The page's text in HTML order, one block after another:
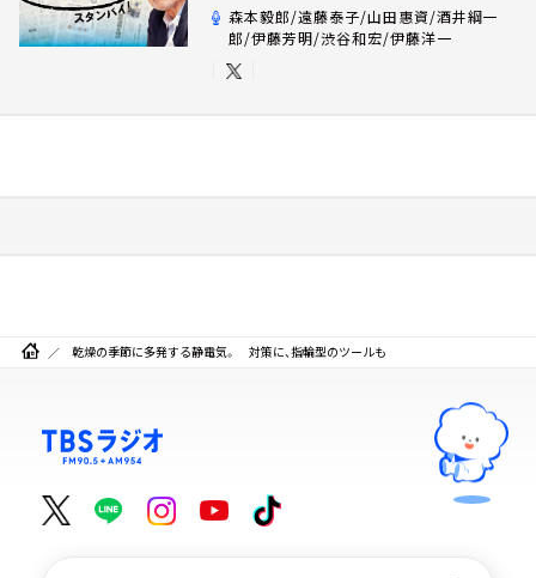
森本毅郎/遠藤泰子/山田惠資/酒井綱一
郎/伊藤芳明/渋谷和宏/伊藤洋一
乾燥の季節に多発する静電気。 対策に、指輪型のツールも